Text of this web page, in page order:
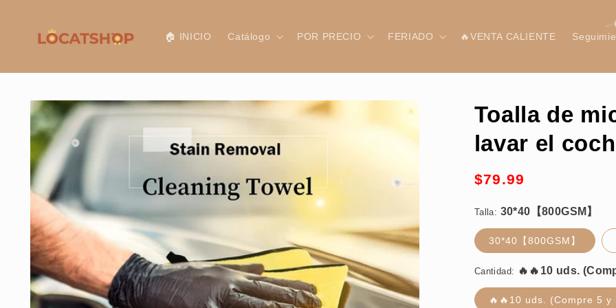
al contenido
🏠 INICIO Catálogo POR PRECIO FERIADO 🔥VENTA CALIENTE
directamente
a la
información
del producto
Toalla de
lavar el
Precio
$79.99
Talla:
30*40【800GSM】
30*40【800GSM】
Cantidad:
🔥🔥10 uds. (Compre 5